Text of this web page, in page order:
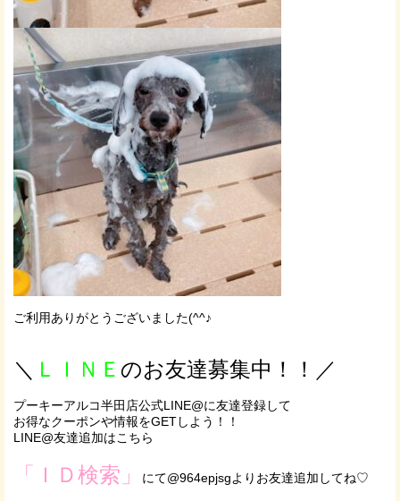
ご利用ありがとうございました(^^♪
＼ ＬＩＮＥ のお友達募集中！！／
プーキーアルコ半田店公式LINE@に友達登録して
お得なクーポンや情報をGETしよう！！
LINE@友達追加はこちら
「ＩＤ検索」 にて@964epjsgよりお友達追加してね♡